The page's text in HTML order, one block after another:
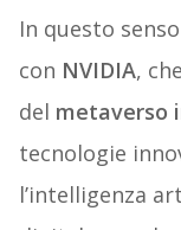
In questo
con NVIDIA,
del metaverso
tecnologie
l’intelligenza